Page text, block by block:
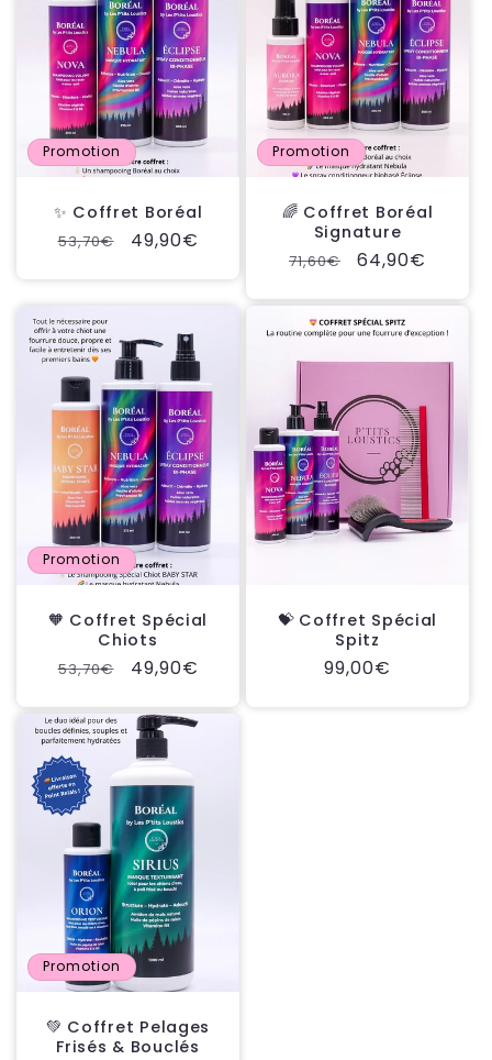
oPromotion
✨ Coffret Boréal
Prix
53,70€
Prix
49,90€
Promotion
🌈 Coffret Boréal
Signature
Prix
71,60€
Prix
64,90€
Promotion
🧡 Coffret Spécial
Chiots
Prix
53,70€
Prix
49,90€
💝 Coffret Spécial
Spitz
Prix
99,00€
Promotion
💚 Coffret Pelages
Frisés & Bouclés